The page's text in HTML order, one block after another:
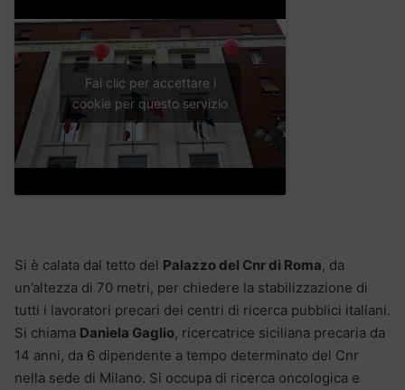
Fai clic per accettare i
cookie per questo servizio
Si è calata dal tetto del Palazzo del Cnr di Roma, da
un’altezza di 70 metri, per chiedere la stabilizzazione di
tutti i lavoratori precari dei centri di ricerca pubblici italiani.
Si chiama Daniela Gaglio, ricercatrice siciliana precaria da
14 anni, da 6 dipendente a tempo determinato del Cnr
nella sede di Milano. Si occupa di ricerca oncologica e